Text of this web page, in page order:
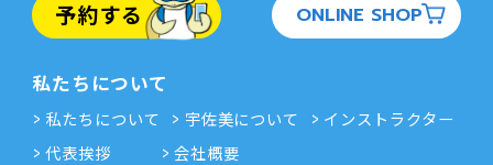
予約する ONLINE SHOP
私たちについて
私たちについて 宇佐美について
インストラクター
代表挨拶
会社概要